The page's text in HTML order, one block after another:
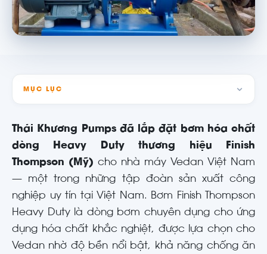
MỤC LỤC
Thái Khương Pumps đã lắp đặt bơm hóa chất
dòng Heavy Duty thương hiệu Finish
Thompson (Mỹ) cho nhà máy Vedan Việt Nam
— một trong những tập đoàn sản xuất công
nghiệp uy tín tại Việt Nam. Bơm Finish Thompson
Heavy Duty là dòng bơm chuyên dụng cho ứng
dụng hóa chất khắc nghiệt, được lựa chọn cho
Vedan nhờ độ bền nổi bật, khả năng chống ăn